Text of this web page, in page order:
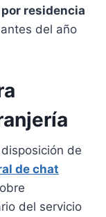
residencia
del año
de
de chat
del servicio